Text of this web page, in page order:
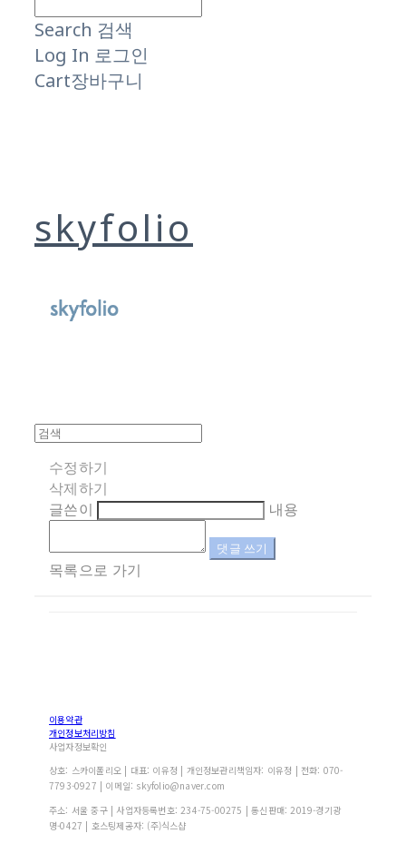
Search 검색
Log In 로그인
Cart장바구니
skyfolio
수정하기
삭제하기
글쓴이
내용
댓글 쓰기
목록으로 가기
이용약관
개인정보처리방침
사업자정보확인
상호: 스카이폴리오 | 대표: 이유정 | 개인정보관리책임자: 이유정 | 전화: 070-
7793-0927 | 이메일: skyfolio@naver.com
주소: 서울 중구 | 사업자등록번호: 234-75-00275 | 통신판매: 2019-경기광
명-0427 | 호스팅제공자: (주)식스샵